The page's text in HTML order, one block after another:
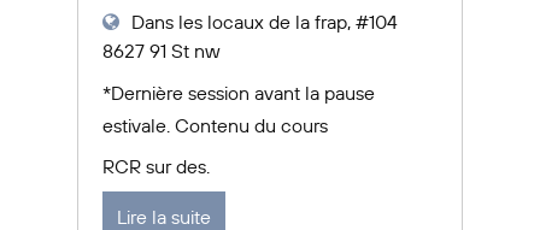
Dans les locaux de la frap, #104
8627 91 St nw
*Dernière session avant la pause
estivale. Contenu du cours
RCR sur des.
Lire la suite